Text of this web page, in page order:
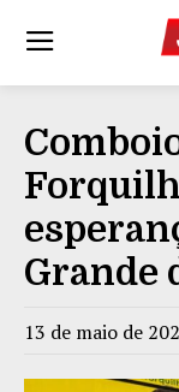
Grande
13 de maio de